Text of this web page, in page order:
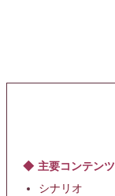
主要コンテンツ
シナリオ